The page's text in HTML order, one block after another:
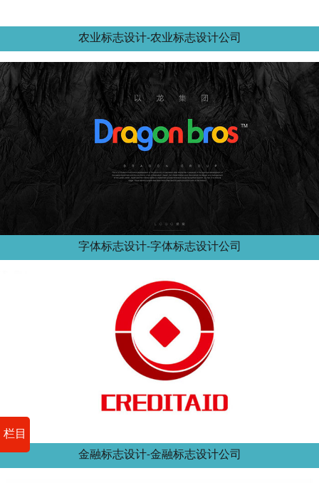
栏目
农业标志设计-农业标志设计公司
字体标志设计-字体标志设计公司
金融标志设计-金融标志设计公司